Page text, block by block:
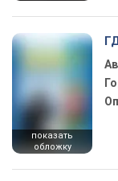
показать
обложку